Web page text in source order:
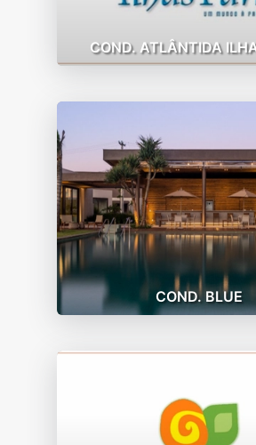
COND. ATLÂNTIDA
COND. BLUE